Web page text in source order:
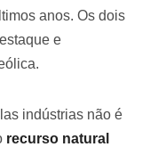
anos. Os dois
e
indústrias não é
recurso natural